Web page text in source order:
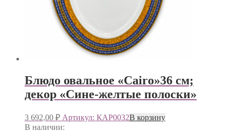
Блюдо овальное «Cairo»36 см;
декор «Сине-желтые полоски»
3 692,00 ₽ Артикул: КАР0032В корзину
В наличии: